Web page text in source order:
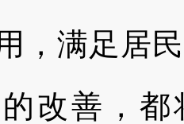
，满足居
改善，